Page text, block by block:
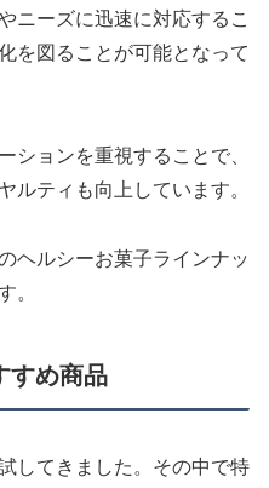
ニーズに迅速に対応するこ
を図ることが可能となって
ションを重視することで、
ルティも向上しています。
ヘルシーお菓子ラインナッ
。
すめ商品
してきました。その中で特